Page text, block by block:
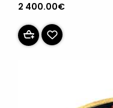
2 400.00€